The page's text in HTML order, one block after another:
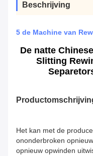
Beschrijving
5 de Machine van
De natte
Slitting
Het kan met de
ononderbroken
opnieuw opwinden